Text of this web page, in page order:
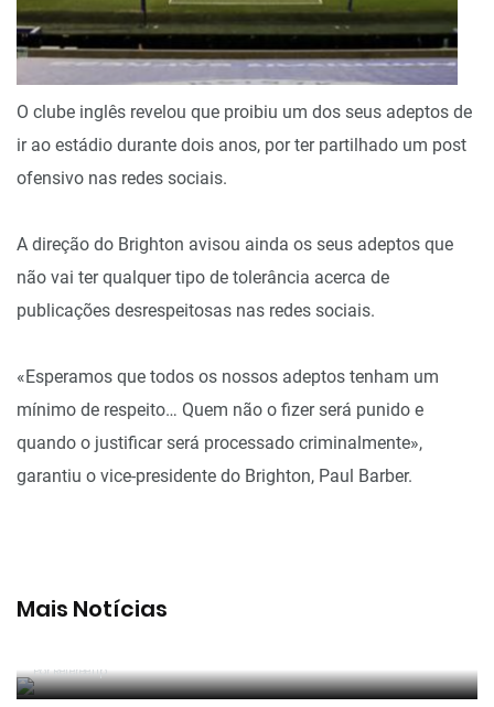
O clube inglês revelou que proibiu um dos seus adeptos de
ir ao estádio durante dois anos, por ter partilhado um post
ofensivo nas redes sociais.
A direção do Brighton avisou ainda os seus adeptos que
não vai ter qualquer tipo de tolerância acerca de
publicações desrespeitosas nas redes sociais.
«Esperamos que todos os nossos adeptos tenham um
mínimo de respeito… Quem não o fizer será punido e
quando o justificar será processado criminalmente»,
garantiu o vice-presidente do Brighton, Paul Barber.
Mais Notícias
Por RefereeTip
João Pinheiro nomeado pela FIFA para o Mundial